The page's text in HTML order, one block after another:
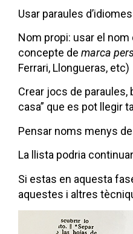
Usar paraules
Nom propi: usar el
concepte de marca
Ferrari, Llongueras, etc)
Crear jocs de
casa” que es pot llegir
Pensar noms menys
La llista podria
Si estas en aquesta
aquestes i altres